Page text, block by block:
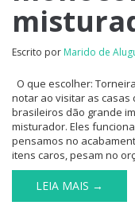
Escrito por Marido de
O que escolher:
notar ao visitar as casas
brasileiros dão grande
misturador. Eles
pensamos no
itens caros, pesam no
LEIA MAIS →